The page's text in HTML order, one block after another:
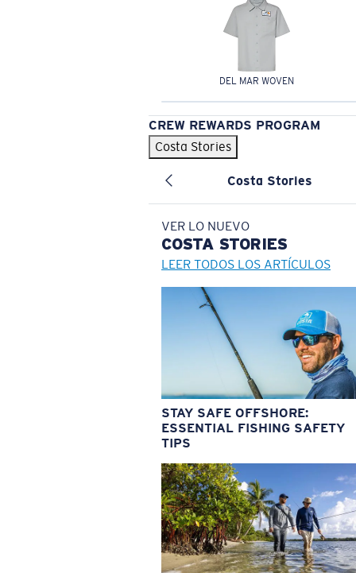
DEL MAR WOVEN
CREW REWARDS PROGRAM
Costa Stories
Costa Stories
VER LO NUEVO
COSTA STORIES
LEER TODOS LOS ARTÍCULOS
STAY SAFE OFFSHORE:
ESSENTIAL FISHING SAFETY
TIPS